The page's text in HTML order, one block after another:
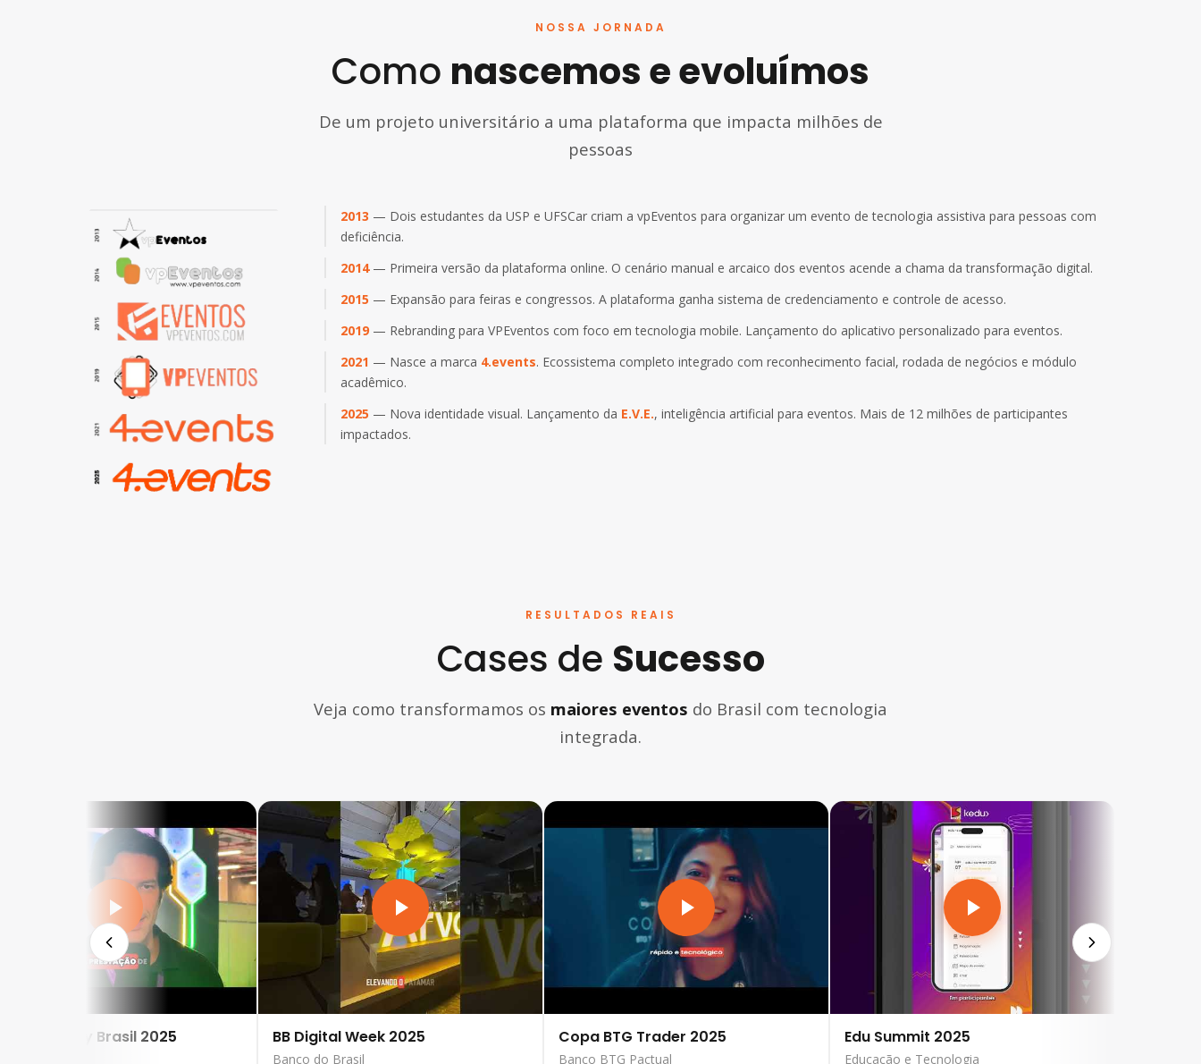
NOSSA JORNADA
Como nascemos e evoluímos
De um projeto universitário a uma plataforma que impacta milhões de
pessoas
2013 — Dois estudantes da USP e UFSCar criam a vpEventos para organizar um evento de tecnologia assistiva para pessoas com
deficiência.
2014— Primeira versão da plataforma online. O cenário manual e arcaico dos eventos acende a chama da transformação digital.
2015 — Expansão para feiras e congressos. A plataforma ganha sistema de credenciamento e controle de acesso.
2019 — Rebranding para VPEventos com foco em tecnologia mobile. Lançamento do aplicativo personalizado para eventos.
2021 — Nasce a marca 4.events. Ecossistema completo integrado com reconhecimento facial, rodada de negócios e módulo
acadêmico.
2025 — Nova identidade visual. Lançamento da E.V.E., inteligência artificial para eventos. Mais de 12 milhões de participantes
impactados.
RESULTADOS REAIS
Cases de Sucesso
Veja como transformamos os maiores eventos do Brasil com tecnologia
integrada.
Party Brasil 2025 BB Digital Week 2025
Banco do Brasil
Copa BTG Trader 2025
Banco BTG Pactual
Edu Summit 2025
Educação e Tecnologia